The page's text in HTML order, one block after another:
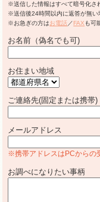
※送信した情報はすべて暗号化さ
※送信後24時間以内に返答が無い
※お急ぎの方はお電話 ／FAX も可
お名前（偽名でも可)
お住まい地域
ご連絡先(固定または携帯)
メールアドレス
※携帯アドレスはPCからの
お調べになりたい事柄